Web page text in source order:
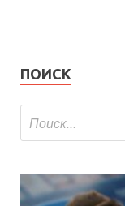
ПОИСК